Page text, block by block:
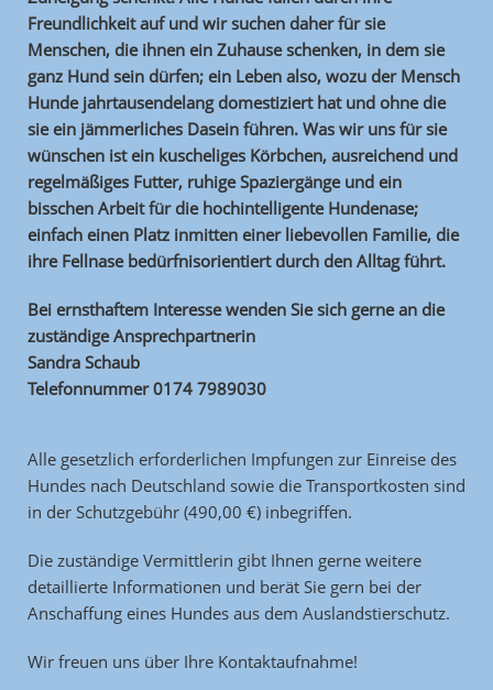
Freundlichkeit auf und wir suchen daher für sie
Menschen, die ihnen ein Zuhause schenken, in dem sie
ganz Hund sein dürfen; ein Leben also, wozu der Mensch
Hunde jahrtausendelang domestiziert hat und ohne die
sie ein jämmerliches Dasein führen. Was wir uns für sie
wünschen ist ein kuscheliges Körbchen, ausreichend und
regelmäßiges Futter, ruhige Spaziergänge und ein
bisschen Arbeit für die hochintelligente Hundenase;
einfach einen Platz inmitten einer liebevollen Familie, die
ihre Fellnase bedürfnisorientiert durch den Alltag führt.
Bei ernsthaftem Interesse wenden Sie sich gerne an die
zuständige Ansprechpartnerin
Sandra Schaub
Telefonnummer 0174 7989030
Alle gesetzlich erforderlichen Impfungen zur Einreise des
Hundes nach Deutschland sowie die Transportkosten sind
in der Schutzgebühr (490,00 €) inbegriffen.
Die zuständige Vermittlerin gibt Ihnen gerne weitere
detaillierte Informationen und berät Sie gern bei der
Anschaffung eines Hundes aus dem Auslandstierschutz.
Wir freuen uns über Ihre Kontaktaufnahme!